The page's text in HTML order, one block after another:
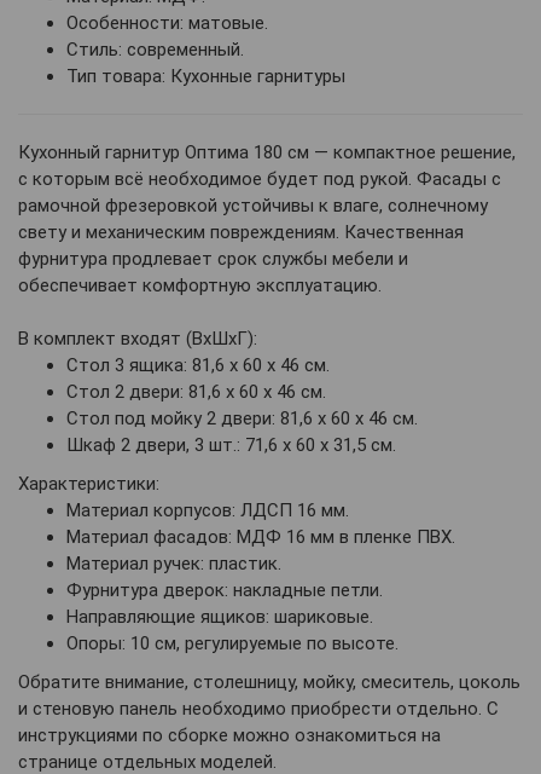
Особенности: матовые.
Стиль: современный.
Тип товара: Кухонные гарнитуры
Кухонный гарнитур Оптима 180 см — компактное решение,
с которым всё необходимое будет под рукой. Фасады с
рамочной фрезеровкой устойчивы к влаге, солнечному
свету и механическим повреждениям. Качественная
фурнитура продлевает срок службы мебели и
обеспечивает комфортную эксплуатацию.
В комплект входят (ВхШхГ):
Стол 3 ящика: 81,6 х 60 х 46 см.
Стол 2 двери: 81,6 х 60 х 46 см.
Стол под мойку 2 двери: 81,6 х 60 х 46 см.
Шкаф 2 двери, 3 шт.: 71,6 х 60 х 31,5 см.
Характеристики:
Материал корпусов: ЛДСП 16 мм.
Материал фасадов: МДФ 16 мм в пленке ПВХ.
Материал ручек: пластик.
Фурнитура дверок: накладные петли.
Направляющие ящиков: шариковые.
Опоры: 10 см, регулируемые по высоте.
Обратите внимание, столешницу, мойку, смеситель, цоколь
и стеновую панель необходимо приобрести отдельно. С
инструкциями по сборке можно ознакомиться на
странице отдельных моделей.